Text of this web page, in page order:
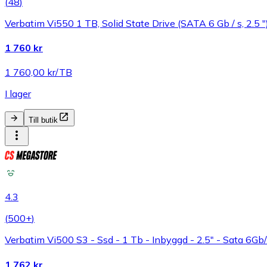
Verbatim Vi550 1 TB, Solid State Drive (SATA 6 Gb / s, 2.5
1 760 kr
1 760,00 kr/TB
I lager
Till butik
4.3
(500+)
Verbatim Vi500 S3 - Ssd - 1 Tb - Inbyggd - 2.5" - Sata
1 762 kr